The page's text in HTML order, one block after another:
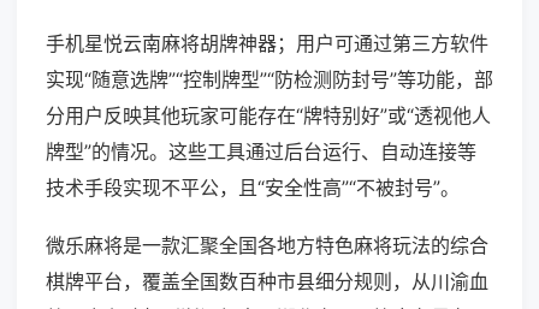
手机星悦云南麻将胡牌神器；用户可通过第三方软件
实现“随意选牌”“控制牌型”“防检测防封号”等功能，部
分用户反映其他玩家可能存在“牌特别好”或“透视他人
牌型”的情况。这些工具通过后台运行、自动连接等
技术手段实现不平公，且“安全性高”“不被封号”。
微乐麻将是一款汇聚全国各地方特色麻将玩法的综合
棋牌平台，覆盖全国数百种市县细分规则，从川渝血